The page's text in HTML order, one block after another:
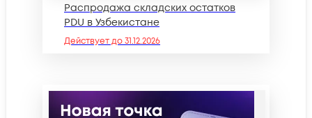
Распродажа складских остатков
PDU в Узбекистане
Действует до31.12.2026